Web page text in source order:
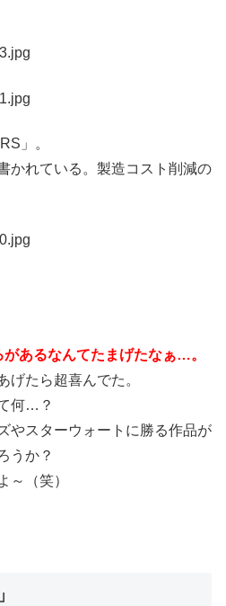
」。
かれている。製造コスト削減の
あるなんてたまげたなぁ…。
げたら超喜んでた。
何…？
やスターウォートに勝る作品が
うか？
～（笑）